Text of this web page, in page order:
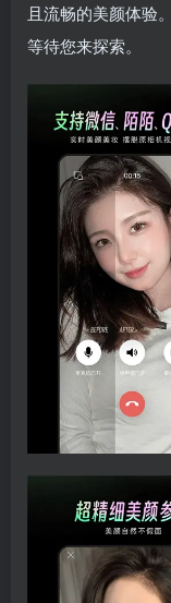
且流畅的美颜体验
等待您来探索。